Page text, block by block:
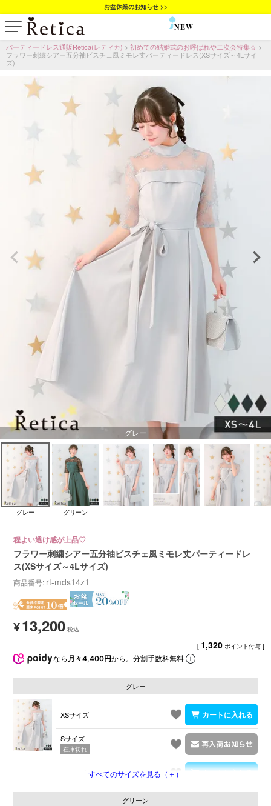
お盆休業のお知らせ >>
NEW
パーティードレス通販Retica(レティカ)
初めての結婚式のお呼ばれや二次会特集☆
フラワー刺繍シアー五分袖ビスチェ風ミモレ丈パーティードレス(XSサイズ～4Lサイ
ズ)
グレー
グレー グリーン
程よい透け感が上品♡
フラワー刺繍シアー五分袖ビスチェ風ミモレ丈パーティードレ
ス(XSサイズ～4Lサイズ)
商品番号 rt-mds14z1
¥13,200
[ 1,320 ポイント付与 ]
なら 月々4,400円から。分割手数料無料
グレー
XSサイズ
Sサイズ
在庫切れ
すべてのサイズを見る（＋）
グリーン